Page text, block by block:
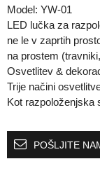
Model: YW-01
LED lučka za
ne le v zaprtih
na prostem
Osvetlitev &
Trije načini
Kot razpoloženjska
POŠLJITE